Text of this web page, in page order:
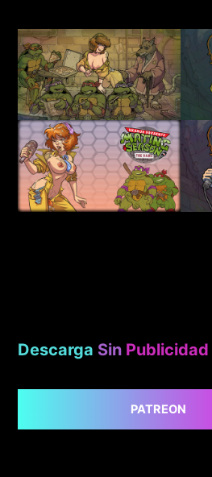
Descarga Sin Publicidad
PATREON